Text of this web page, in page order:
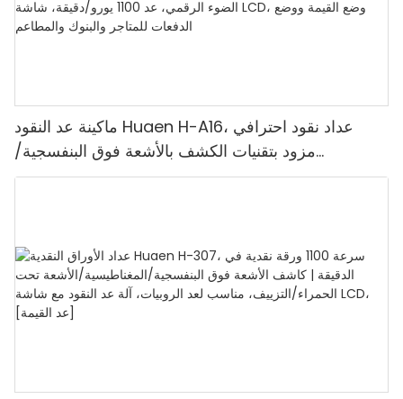
ماكينة عد النقود Huaen H-A16، عداد نقود احترافي
مزود بتقنيات الكشف بالأشعة فوق البنفسجية/
المغناطيسية/الأشعة تحت الحمراء/الضوء الرقمي، عد